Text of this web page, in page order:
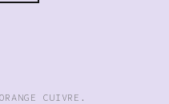
CUIVRE .